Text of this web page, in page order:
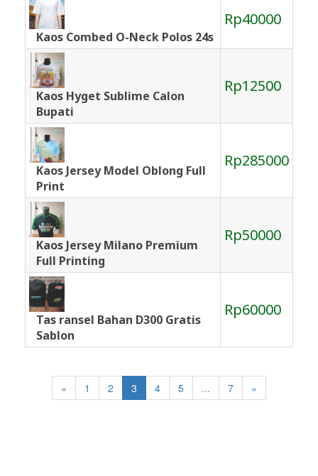
Kaos Combed O-Neck Polos 24s
Rp40000
Kaos Hyget Sublime Calon
Bupati
Rp12500
Kaos Jersey Model Oblong Full
Print
Rp285000
Kaos Jersey Milano Premium
Full Printing
Rp50000
Tas ransel Bahan D300 Gratis
Sablon
Rp60000
« 1 2 3 4 5 ... 7 »